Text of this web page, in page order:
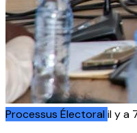
Processus Électoralil y a